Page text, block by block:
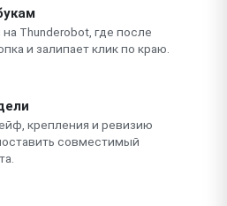
Thunderobot, где после
и залипает клик по краю.
крепления и ревизию
совместимый